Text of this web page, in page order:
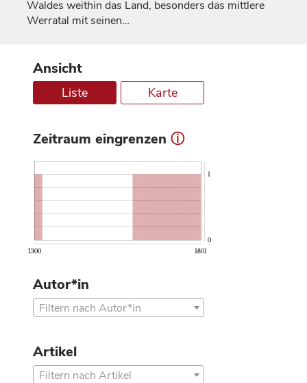
Waldes weithin das Land, besonders das mittlere
Werratal mit seinen…
Ansicht
Liste Karte
Zeitraum eingrenzen ⓘ
1300 1801
0
1
Autor*in
Filtern nach Autor*in
Artikel
Filtern nach Artikel